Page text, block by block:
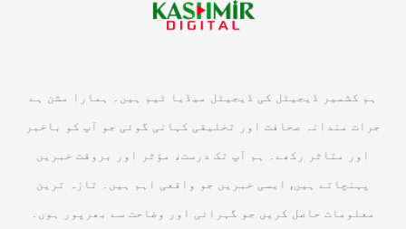
ہم کشمیر ڈیجیٹل کی ڈیجیٹل میڈیا ٹیم ہیں۔ ہمارا مشن ہے
جرات مندانہ صحافت اور تخلیقی کہانی گوئی جو آپ کو باخبر
اور متاثر رکھے۔ ہم آپ تک درست، مؤثر اور بروقت خبریں
پہنچاتے ہیں, ایسی خبریں جو واقعی اہم ہیں۔ تازہ ترین
معلومات حاصل کریں جو گہرائی اور وضاحت سے بھرپور ہوں۔